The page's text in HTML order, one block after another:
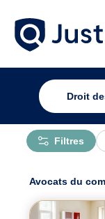
Filtres
Avocats du